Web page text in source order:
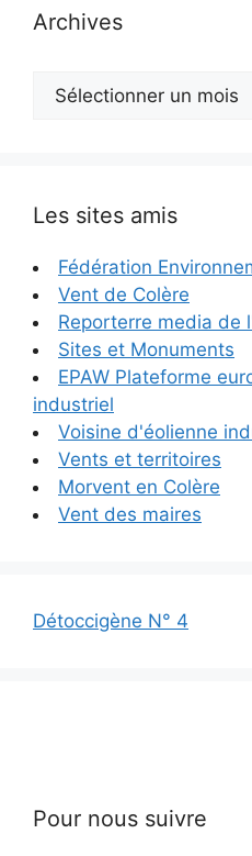
Archives
Archives
Les sites amis
Fédération
Vent de Colère
Reporterre media de
Sites et Monuments
EPAW Plateforme
industriel
Voisine d'éolienne
Vents et territoires
Morvent en Colère
Vent des maires
Détoccigène N° 4
Pour nous suivre